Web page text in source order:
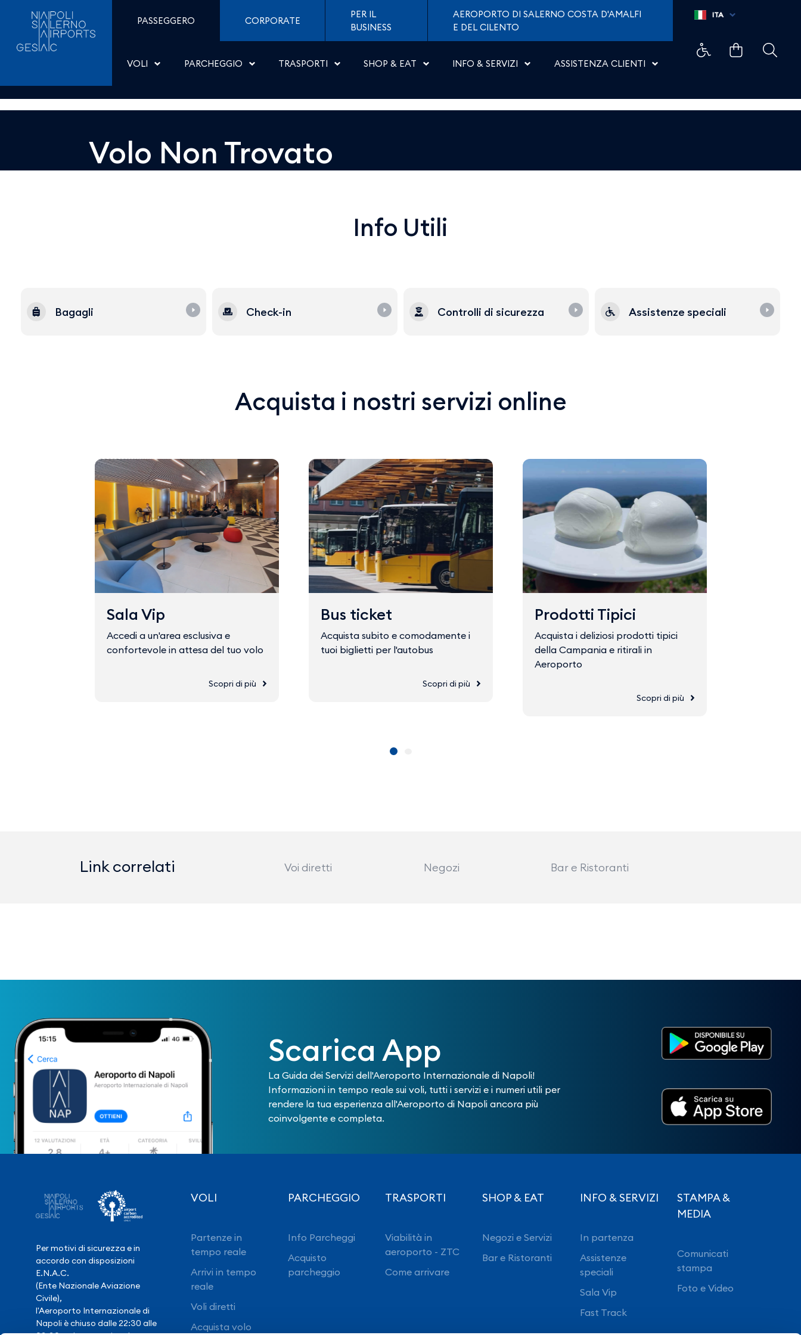
Salta al contenuto
Dettaglio - Aeroporti di Napoli
PASSEGGERO CORPORATE
PER IL
BUSINESS
AEROPORTO DI SALERNO COSTA D'AMALFI
E DEL CILENTO
VOLI PARCHEGGIO TRASPORTI SHOP & EAT INFO & SERVIZI ASSISTENZA CLIENTI
ITA
Volo Non Trovato
Info Utili
Bagagli Check-in Controlli di sicurezza Assistenze speciali
Acquista i nostri servizi online
Sala Vip
Accedi a un'area esclusiva e
confortevole in attesa del tuo volo
Scopri di più
Bus ticket
Acquista subito e comodamente i
tuoi biglietti per l'autobus
Scopri di più
Prodotti Tipici
Acquista i deliziosi prodotti tipici
della Campania e ritirali in
Aeroporto
Scopri di più
Link correlati Voi diretti Negozi Bar e Ristoranti
Scarica App
La Guida dei Servizi dell'Aeroporto Internazionale di Napoli!
Informazioni in tempo reale sui voli, tutti i servizi e i numeri utili per
rendere la tua esperienza all'Aeroporto di Napoli ancora più
coinvolgente e completa.
Per motivi di sicurezza e in
accordo con disposizioni
E.N.A.C.
(Ente Nazionale Aviazione
Civile),
l'Aeroporto Internazionale di
Napoli è chiuso dalle 22:30 alle
VOLI
Partenze in
tempo reale
Arrivi in tempo
reale
Voli diretti
Acquista volo
PARCHEGGIO
Info Parcheggi
Acquisto
parcheggio
TRASPORTI
Viabilità in
aeroporto - ZTC
Come arrivare
SHOP & EAT
Negozi e Servizi
Bar e Ristoranti
INFO & SERVIZI
In partenza
Assistenze
speciali
Sala Vip
Fast Track
STAMPA &
MEDIA
Comunicati
stampa
Foto e Video